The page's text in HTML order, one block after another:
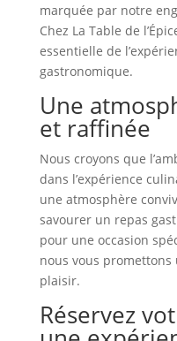
marquée par notre
Chez La Table de
essentielle de
gastronomique.
Une
et raffinée
Nous croyons que
dans l’expérience
une atmosphère
savourer un repas
pour une occasion
nous vous
plaisir.
Réservez